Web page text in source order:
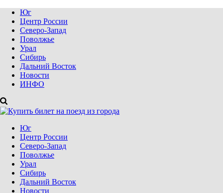
Юг
Центр России
Северо-Запад
Поволжье
Урал
Сибирь
Дальний Восток
Новости
ИНФО
Юг
Центр России
Северо-Запад
Поволжье
Урал
Сибирь
Дальний Восток
Новости